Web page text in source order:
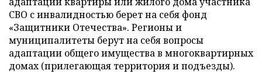
СВО с инвалидностью берет на себя фонд
«Защитники Отечества». Регионы и
муниципалитеты берут на себя вопросы
адаптации общего имущества в многоквартирных
домах (прилегающая территория и подъезды).